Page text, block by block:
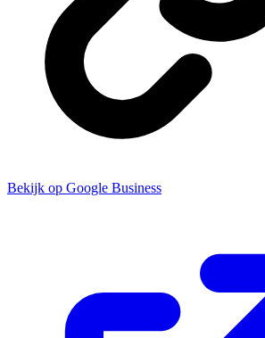
Bekijk op Google Business